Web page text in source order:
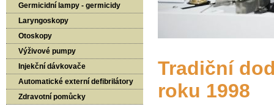
Germicidní lampy - germicidy
Laryngoskopy
Otoskopy
Výživové pumpy
Injekční dávkovače
Automatické externí defibrilátory
Zdravotní pomůcky
Tradiční
roku 1998